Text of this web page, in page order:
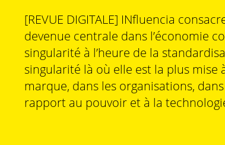
[REVUE DIGITALE] INfluencia
devenue centrale dans l’économie
singularité à l’heure de la
singularité là où elle est la plus mise
marque, dans les organisations,
rapport au pouvoir et à la